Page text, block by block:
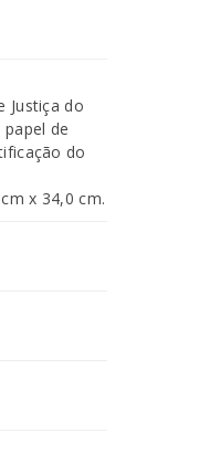
Justiça do
de
do
x 34,0 cm.